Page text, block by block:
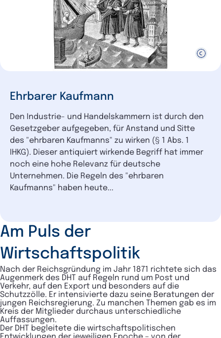
Ehrbarer Kaufmann
Den Industrie- und Handelskammern ist durch den
Gesetzgeber aufgegeben, für An­stand und Sitte
des "ehrbaren Kaufmanns" zu wirken (§ 1 Abs. 1
IHKG). Dieser antiquiert wirkende Begriff hat immer
noch eine hohe Relevanz für deutsche
Unternehmen. Die Regeln des "ehrbaren
Kaufmanns" haben heute...
Am Puls der
Wirtschaftspolitik
Nach der Reichsgründung im Jahr 1871 richtete sich das
Augenmerk des DHT auf Regeln rund um Post und
Verkehr, auf den Export und besonders auf die
Schutzzölle. Er intensivierte dazu seine Beratungen der
jungen Reichsregierung. Zu manchen Themen gab es im
Kreis der Mitglieder durchaus unterschiedliche
Auffassungen.
Der DHT begleitete die wirtschaftspolitischen